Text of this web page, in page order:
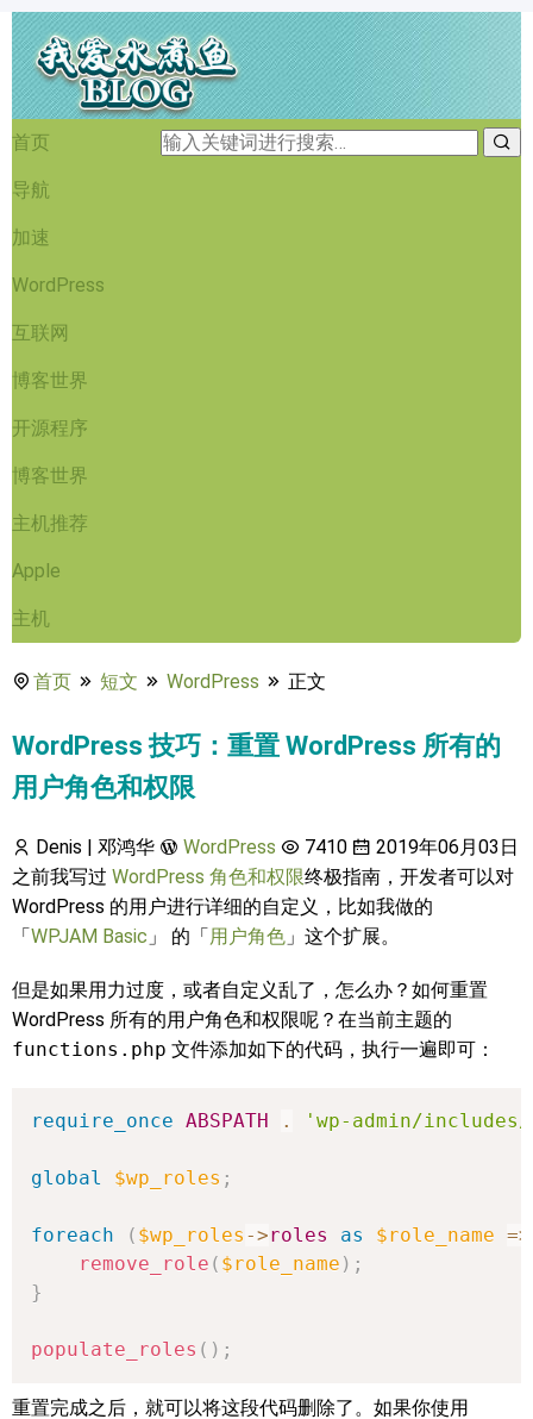
首页
导航
加速
WordPress
互联网
博客世界
开源程序
博客世界
主机推荐
Apple
主机
首页 短文 WordPress 正文
WordPress 技巧：重置 WordPress 所有的
用户角色和权限
Denis | 邓鸿华 WordPress 7410
2019年06月03日
之前我写过 WordPress 角色和权限终极指南，开发者可以对
WordPress 的用户进行详细的自定义，比如我做的
「WPJAM Basic 」 的「用户角色 」这个扩展。
但是如果用力过度，或者自定义乱了，怎么办？如何重置
WordPress 所有的用户角色和权限呢？在当前主题的
functions.php 文件添加如下的代码，执行一遍即可：
require_once ABSPATH . 'wp-admin/includes/
global $wp_roles ;
foreach ( $wp_roles ->roles as $role_name =>
remove_role ( $role_name ) ;
}
populate_roles ( ) ;
重置完成之后，就可以将这段代码删除了。如果你使用